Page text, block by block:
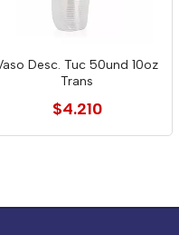
Desc. Tuc 50und 10oz
Trans
$4.210